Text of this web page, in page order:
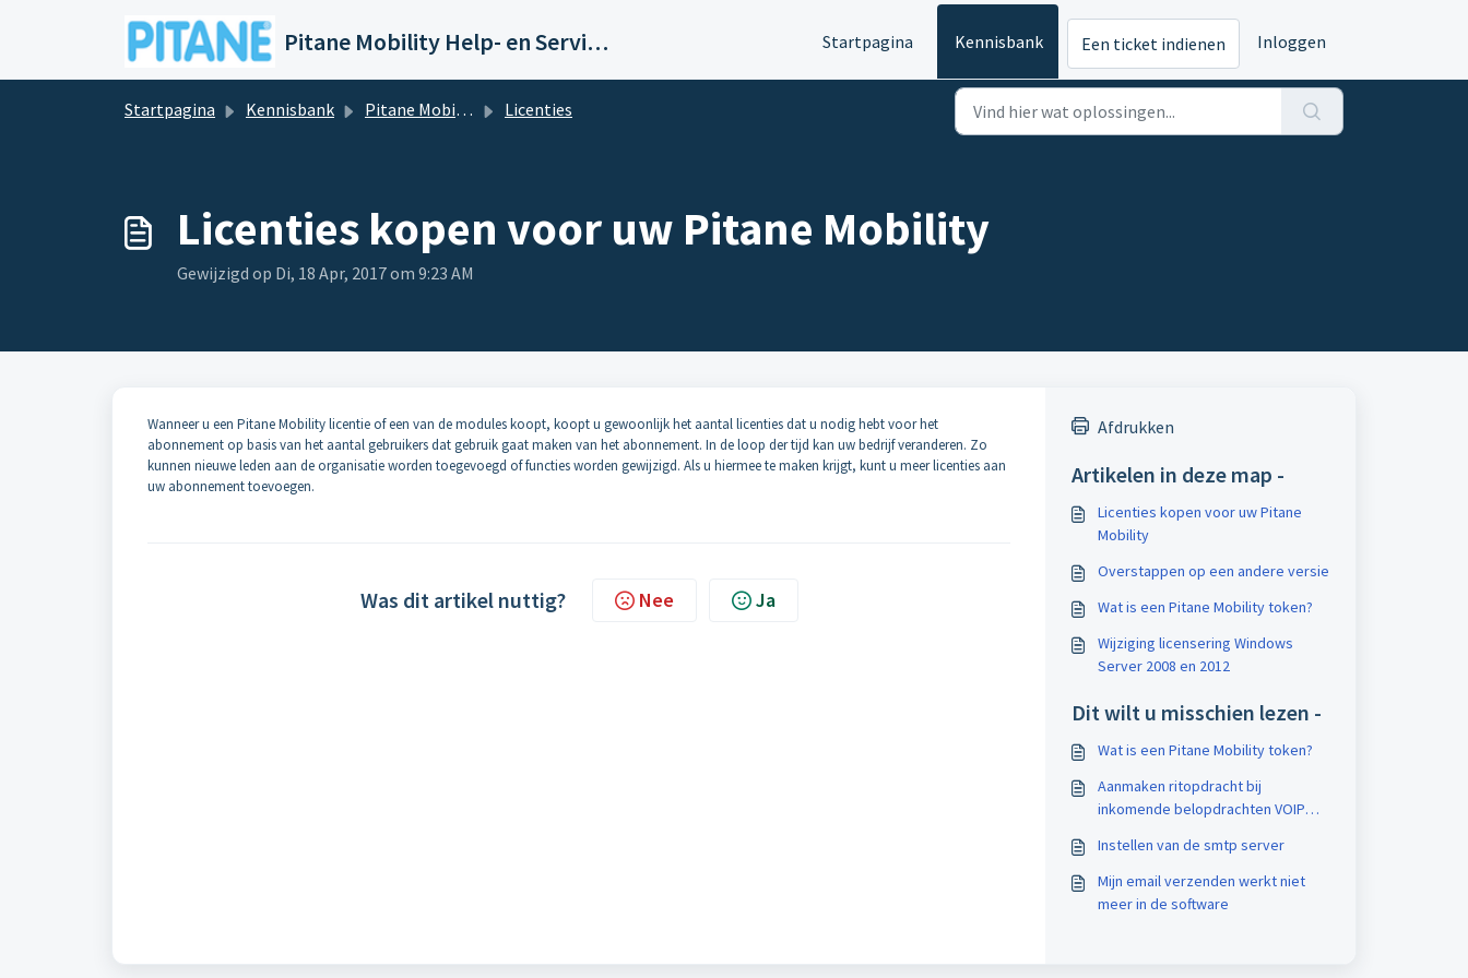
Pitane Mobility Help- en Servicedesk Startpagina Kennisbank Een ticket indienen Inloggen
Startpagina Kennisbank Pitane Mobility Helpdesk Licenties
Licenties kopen voor uw Pitane Mobility
Gewijzigd op Di, 18 Apr, 2017 om 9:23 AM
Wanneer u een Pitane Mobility licentie of een van de modules koopt, koopt u gewoonlijk het aantal licenties dat u nodig hebt voor het
abonnement op basis van het aantal gebruikers dat gebruik gaat maken van het abonnement. In de loop der tijd kan uw bedrijf veranderen. Zo
kunnen nieuwe leden aan de organisatie worden toegevoegd of functies worden gewijzigd. Als u hiermee te maken krijgt, kunt u meer licenties aan
uw abonnement toevoegen.
Was dit artikel nuttig? Nee Ja
Afdrukken
Artikelen in deze map -
Licenties kopen voor uw Pitane
Mobility
Overstappen op een andere versie
Wat is een Pitane Mobility token?
Wijziging licensering Windows
Server 2008 en 2012
Dit wilt u misschien lezen -
Wat is een Pitane Mobility token?
Aanmaken ritopdracht bij
inkomende belopdrachten VOIP
Instellen van de smtp server
Mijn email verzenden werkt niet
meer in de software